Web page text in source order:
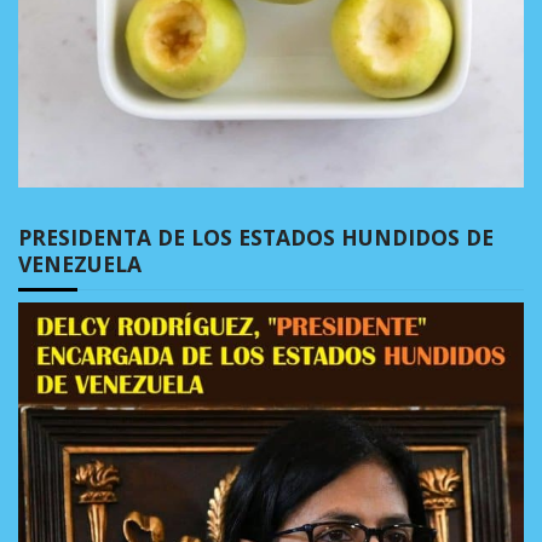
PRESIDENTA DE LOS ESTADOS HUNDIDOS DE
VENEZUELA